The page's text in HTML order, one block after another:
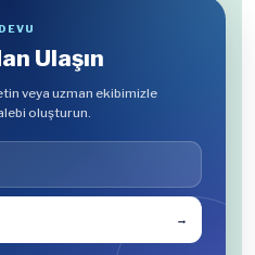
Ulaşın
veya uzman ekibimizle
oluşturun.
→